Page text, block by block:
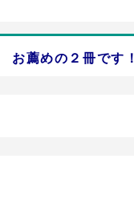
お薦めの２冊です！